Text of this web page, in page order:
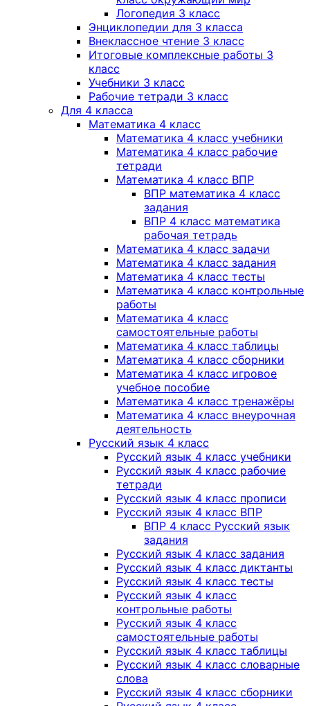
Логопедия 3 класс
Энциклопедии для 3 класса
Внеклассное чтение 3 класс
Итоговые комплексные работы 3
класс
Учебники 3 класс
Рабочие тетради 3 класс
Для 4 класса
Математика 4 класс
Математика 4 класс учебники
Математика 4 класс рабочие
тетради
Математика 4 класс ВПР
ВПР математика 4 класс
задания
ВПР 4 класс математика
рабочая тетрадь
Математика 4 класс задачи
Математика 4 класс задания
Математика 4 класс тесты
Математика 4 класс контрольные
работы
Математика 4 класс
самостоятельные работы
Математика 4 класс таблицы
Математика 4 класс сборники
Математика 4 класс игровое
учебное пособие
Математика 4 класс тренажёры
Математика 4 класс внеурочная
деятельность
Русский язык 4 класс
Русский язык 4 класс учебники
Русский язык 4 класс рабочие
тетради
Русский язык 4 класс прописи
Русский язык 4 класс ВПР
ВПР 4 класс Русский язык
задания
Русский язык 4 класс задания
Русский язык 4 класс диктанты
Русский язык 4 класс тесты
Русский язык 4 класс
контрольные работы
Русский язык 4 класс
самостоятельные работы
Русский язык 4 класс таблицы
Русский язык 4 класс словарные
слова
Русский язык 4 класс сборники